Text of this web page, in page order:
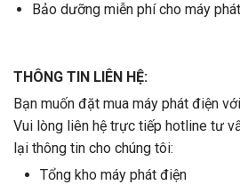
Bảo dưỡng miễn phí cho máy
THÔNG TIN LIÊN HỆ:
Bạn muốn đặt mua máy phát điện
Vui lòng liên hệ trực tiếp hotline tư
lại thông tin cho chúng tôi:
Tổng kho máy phát điện